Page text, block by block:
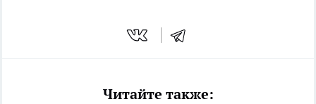
Читайте также: